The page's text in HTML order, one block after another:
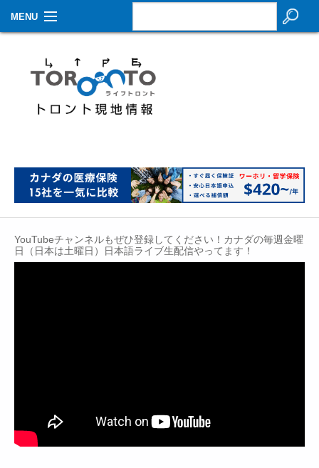
MENU
生活情報
その他
イベントカレンダー
Contact
YouTubeチャンネルもぜひ登録してください！カナダの毎週金曜
日（日本は土曜日）日本語ライブ生配信やってます！